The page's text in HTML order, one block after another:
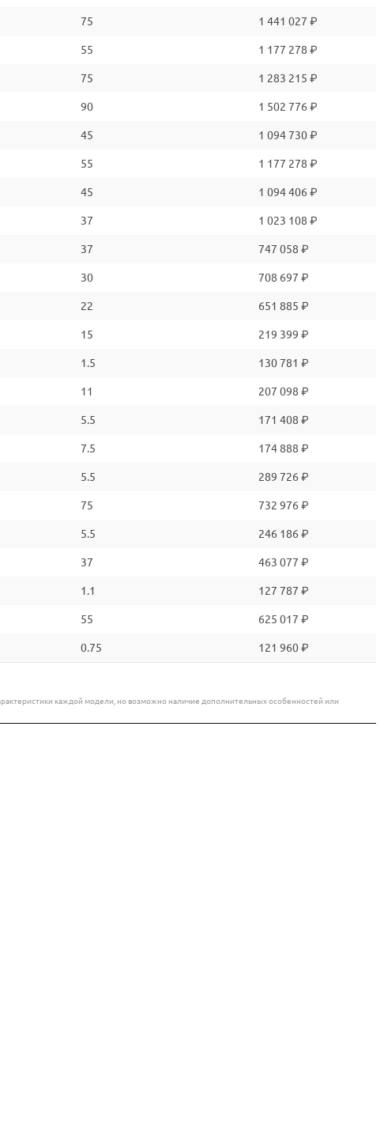
75 1 441 027 ₽
55 1 177 278 ₽
75 1 283 215 ₽
90 1 502 776 ₽
45 1 094 730 ₽
55 1 177 278 ₽
45 1 094 406 ₽
37 1 023 108 ₽
37 747 058 ₽
30 708 697 ₽
22 651 885 ₽
15 219 399 ₽
1.5 130 781 ₽
11 207 098 ₽
5.5 171 408 ₽
7.5 174 888 ₽
5.5 289 726 ₽
75 732 976 ₽
5.5 246 186 ₽
37 463 077 ₽
1.1 127 787 ₽
55 625 017 ₽
0.75 121 960 ₽
каждой модели, но возможно наличие дополнительных особенностей или